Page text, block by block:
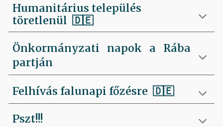
Humanitárius település
töretlenül🇩🇪
Önkormányzati napok a Rába
partján
Felhívás falunapi főzésre🇩🇪
Pszt!!!